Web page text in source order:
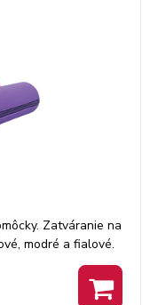
Zatváranie na
modré a fialové.